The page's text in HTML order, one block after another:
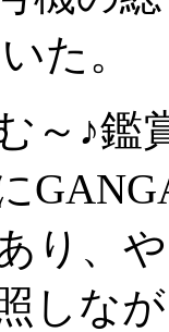
た。
～♪鑑
り、
しな